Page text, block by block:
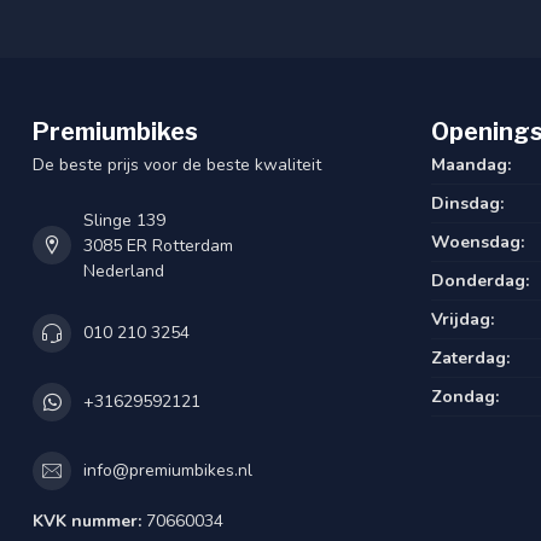
Verlichting stroomtoevoer Naafdynamo
USB oplaadmogelijkheid
Type slot
Type fiets
Premiumbikes
De beste prijs voor de beste kwaliteit
Slinge 139
3085 ER Rotterdam
Nederland
010 210 3254
+31629592121
info@premiumbikes.nl
KVK nummer: 70660034
Maandag:
Dinsdag:
Woensdag:
Donderdag:
Vrijdag:
Zaterdag:
Zondag: